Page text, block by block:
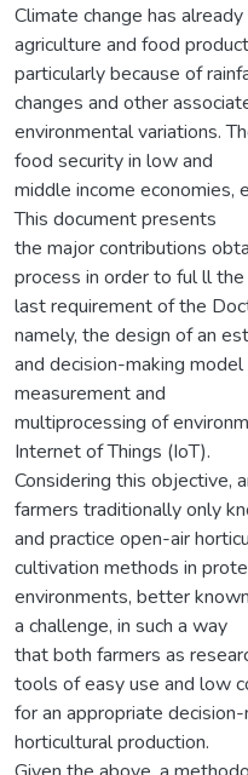
Climate change has
agriculture and food
particularly because of
changes and other
environmental variations.
food security in low and
middle income economies,
This document presents
the major contributions
process in order to ful ll the
last requirement of the
namely, the design of an
and decision-making
measurement and
multiprocessing of
Internet of Things (IoT).
Considering this objective,
farmers traditionally only
and practice open-air
cultivation methods in
environments, better
a challenge, in such a way
that both farmers as
tools of easy use and low
for an appropriate
horticultural production.